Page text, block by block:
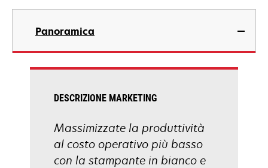
nuova
si
una
nuova
Panoramica
DESCRIZIONE MARKETING
Massimizzate la produttività
al costo operativo più basso
con la stampante in bianco e